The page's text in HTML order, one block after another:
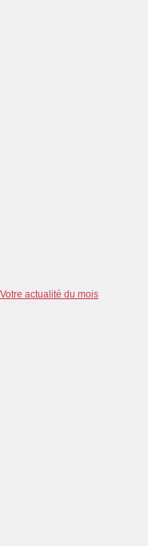
Votre actualité du mois